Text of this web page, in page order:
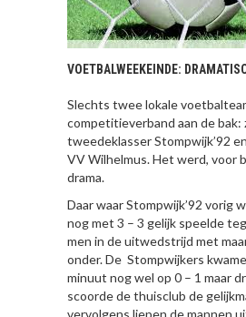
VOETBALWEEKEINDE:
Slechts twee lokale
competitieverband aan de bak:
tweedeklasser Stompwijk’92
VV Wilhelmus. Het werd, voor
drama.
Daar waar Stompwijk’92 vorig
nog met 3 – 3 gelijk speelde
men in de uitwedstrijd met
onder. De Stompwijkers
minuut nog wel op 0 – 1 maar
scoorde de thuisclub de
vervolgens liepen de mannen